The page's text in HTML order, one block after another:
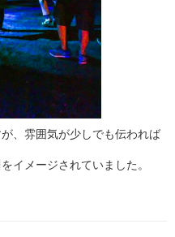
、雰囲気が少しでも伝われば
イメージされていました。